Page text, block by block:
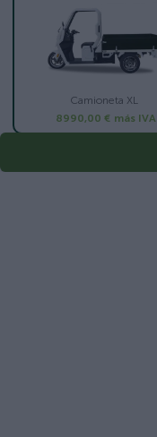
Camioneta XL
8990,00 € más IVA